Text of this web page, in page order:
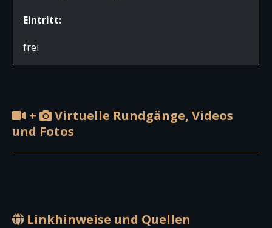
Eintritt:
frei
+
Virtuelle Rundgänge, Videos
und Fotos
Linkhinweise und Quellen